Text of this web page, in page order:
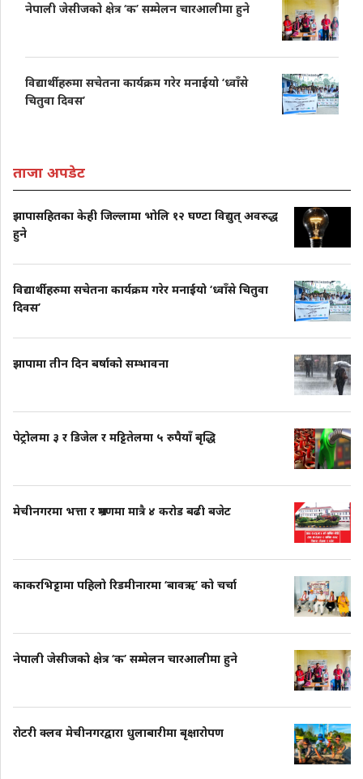
नेपाली जेसीजको क्षेत्र ‘क’ सम्मेलन चारआलीमा हुने
विद्यार्थीहरुमा सचेतना कार्यक्रम गरेर मनाईयो ‘ध्वाँसे
चितुवा दिवस’
ताजा अपडेट
झापासहितका केही जिल्लामा भोलि १२ घण्टा विद्युत् अवरुद्ध
हुने
विद्यार्थीहरुमा सचेतना कार्यक्रम गरेर मनाईयो ‘ध्वाँसे चितुवा
दिवस’
झापामा तीन दिन बर्षाको सम्भावना
पेट्रोलमा ३ र डिजेल र मट्टितेलमा ५ रुपैयाँ बृद्धि
मेचीनगरमा भत्ता र भ्रमणमा मात्रै ४ करोड बढी बजेट
काकरभिट्टामा पहिलो रिडमीनारमा ‘बावऋ’ को चर्चा
नेपाली जेसीजको क्षेत्र ‘क’ सम्मेलन चारआलीमा हुने
रोटरी क्लव मेचीनगरद्वारा धुलाबारीमा बृक्षारोपण